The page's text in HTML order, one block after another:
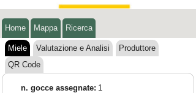
Home Mappa Ricerca
Miele Valutazione e Analisi
Produttore
QR Code
n. gocce assegnate: 1